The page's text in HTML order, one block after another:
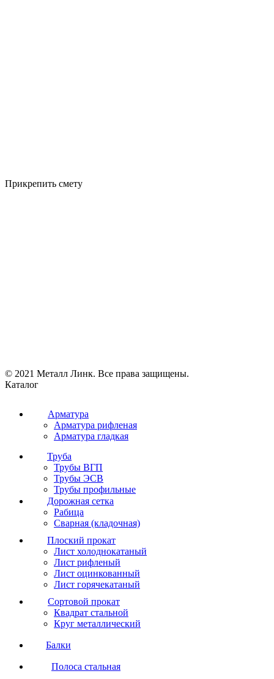
Прикрепить смету
© 2021 Металл Линк. Все права защищены.
Каталог
Арматура
Арматура рифленая
Арматура гладкая
Труба
Трубы ВГП
Трубы ЭСВ
Трубы профильные
Дорожная сетка
Рабица
Сварная (кладочная)
Плоский прокат
Лист холоднокатаный
Лист рифленый
Лист оцинкованный
Лист горячекатаный
Сортовой прокат
Квадрат стальной
Круг металлический
Балки
Полоса стальная